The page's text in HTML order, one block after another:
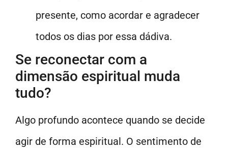
presente, como acordar e agradecer
todos os dias por essa dádiva.
Se reconectar com a
dimensão espiritual muda
tudo?
Algo profundo acontece quando se decide
agir de forma espiritual. O sentimento de